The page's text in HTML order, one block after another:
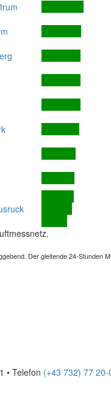
Der gleitende 24-Stunden
• Telefon (+43 732) 77 20-